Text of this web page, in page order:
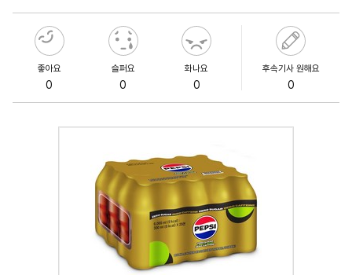
좋아요
0
슬퍼요
0
화나요
0
후속기사 원해요
0